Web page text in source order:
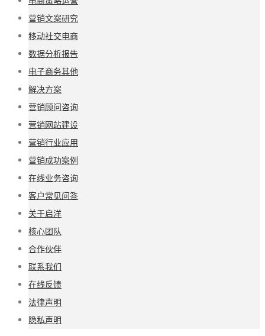
营销文案研究
移动社交电商
数据分析报告
电子商务其他
解决方案
营销顾问咨询
营销网站建设
营销行业应用
营销成功案例
在线业务咨询
客户常见问答
关于启洋
核心团队
合作伙伴
联系我们
在线反馈
法律声明
隐私声明